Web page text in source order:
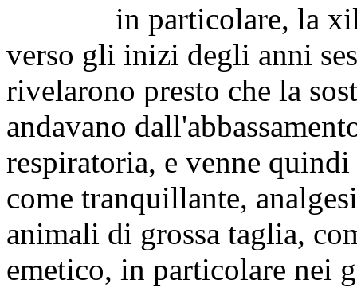
in particolare, la
verso gli inizi degli anni
rivelarono presto che la
andavano
respiratoria, e venne
come tranquillante,
animali di grossa taglia,
emetico, in particolare nei